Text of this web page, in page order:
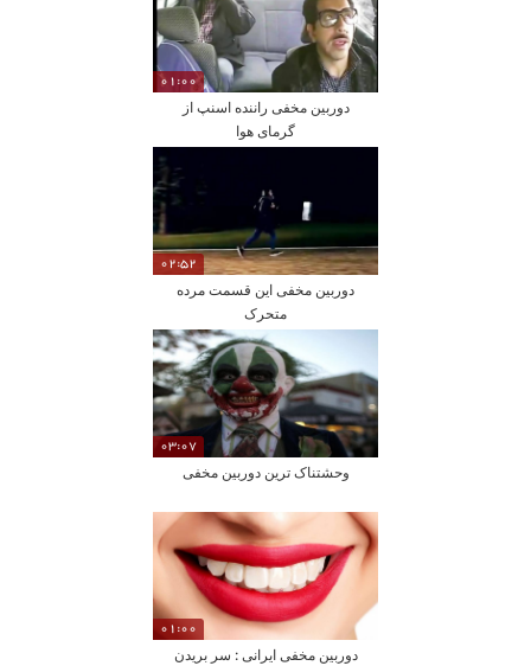
01:00
دوربین مخفی راننده اسنپ از
گرمای هوا
02:52
دوربین مخفی این قسمت مرده
متحرک
03:07
وحشتناک ترین دوربین مخفی
01:00
دوربین مخفی ایرانی : سر بریدن